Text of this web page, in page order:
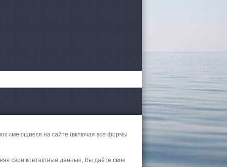
имеющиеся на сайте (включая все формы
свои контактные данные, Вы даёте свое